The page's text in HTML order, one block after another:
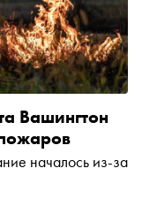
Вашингтон
началось из-за